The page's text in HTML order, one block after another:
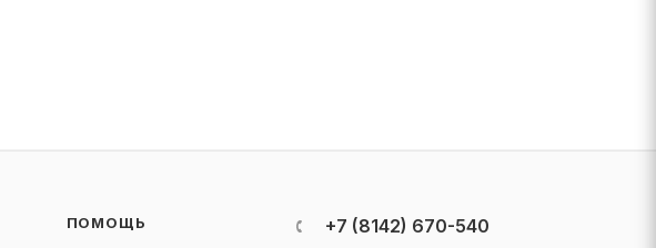
ПОМОЩЬ +7 (8142) 670-540